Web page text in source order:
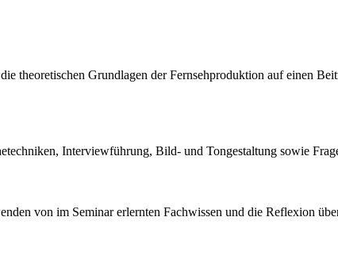
theoretischen Grundlagen der Fernsehproduktion auf einen
Interviewführung, Bild- und Tongestaltung sowie
von im Seminar erlernten Fachwissen und die Reflexion